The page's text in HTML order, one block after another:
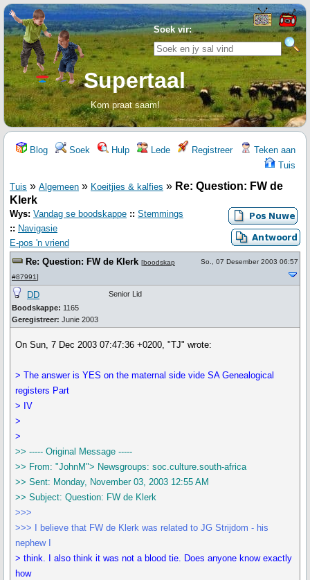
Soek vir:
Supertaal
Kom praat saam!
Blog Soek Hulp Lede Registreer
Teken aan
Tuis
Tuis » Algemeen » Koeitjies & kalfies » Re: Question: FW de
Klerk
Wys: Vandag se boodskappe :: Stemmings
:: Navigasie
E-pos 'n vriend
Re: Question: FW de Klerk [boodskap
#87991]
So., 07 Desember 2003 06:57
DD
Boodskappe: 1165
Geregistreer: Junie 2003
Senior Lid
On Sun, 7 Dec 2003 07:47:36 +0200, "TJ" wrote:
> The answer is YES on the maternal side vide SA Genealogical
registers Part
> IV
>
>
>> ----- Original Message -----
>> From: "JohnM"> Newsgroups: soc.culture.south-africa
>> Sent: Monday, November 03, 2003 12:55 AM
>> Subject: Question: FW de Klerk
>>>
>>> I believe that FW de Klerk was related to JG Strijdom - his
nephew I
> think. I also think it was not a blood tie. Does anyone know exactly
how